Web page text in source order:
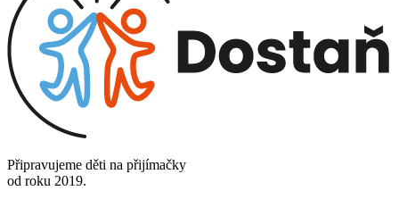
Připravujeme děti na přijímačky
od roku 2019.